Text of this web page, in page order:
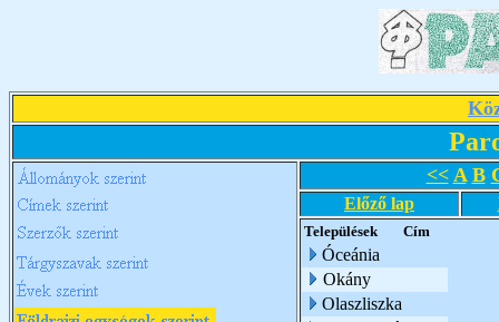
<< A B
Előző lap
Települések Cím
Óceánia
Okány
Olaszliszka